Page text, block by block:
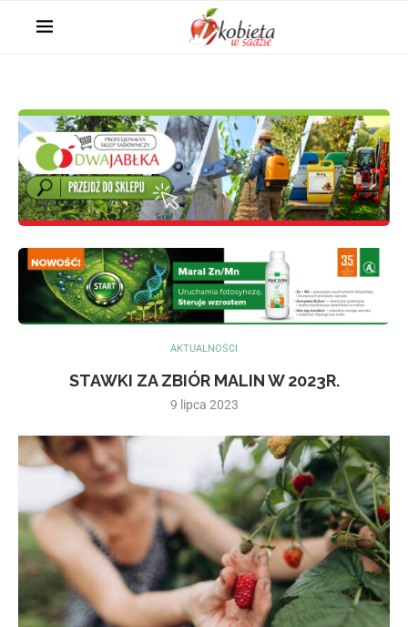
AKTUALNOŚCI
STAWKI ZA ZBIÓR MALIN W 2023R.
9 lipca 2023